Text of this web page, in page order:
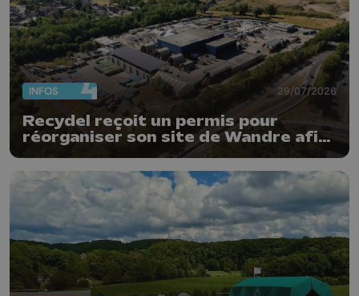
INFOS 29/07/2026
Recydel reçoit un permis pour
réorganiser son site de Wandre afin
de prévenir le risque d'incendie